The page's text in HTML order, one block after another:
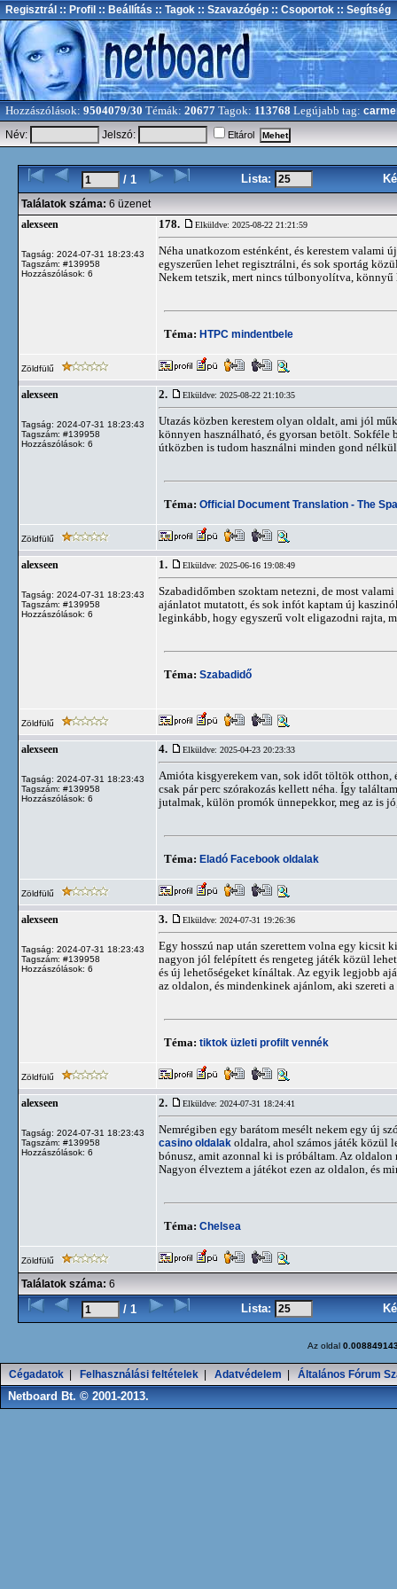
Regisztrál :: Profil :: Beállítás :: Tagok :: Szavazógép :: Csoportok :: Segítség
Hozzászólások: 9504079/30 Témák: 20677 Tagok: 113768 Legújabb tag:
Név:
Jelszó: Eltárol
/ 1 Lista:
Találatok száma: 6 üzenet
alexseen
Tagság: 2024-07-31 18:23:43
Tagszám: #139958
Hozzászólások: 6
178. Elküldve: 2025-08-22 21:21:59
Néha unatkozom esténként, és kerestem valami
egyszerűen lehet regisztrálni, és sok sportág
Nekem tetszik, mert nincs túlbonyolítva, könnyű
Téma: HTPC mindentbele
Zöldfülű
alexseen
Tagság: 2024-07-31 18:23:43
Tagszám: #139958
Hozzászólások: 6
2. Elküldve: 2025-08-22 21:10:35
Utazás közben kerestem olyan oldalt, ami jól
könnyen használható, és gyorsan betölt. Sokféle
útközben is tudom használni minden gond
Téma: Official Document Translation - The
Zöldfülű
alexseen
Tagság: 2024-07-31 18:23:43
Tagszám: #139958
Hozzászólások: 6
1. Elküldve: 2025-06-16 19:08:49
Szabadidőmben szoktam netezni, de most
ajánlatot mutatott, és sok infót kaptam új
leginkább, hogy egyszerű volt eligazodni rajta,
Téma: Szabadidő
Zöldfülű
alexseen
Tagság: 2024-07-31 18:23:43
Tagszám: #139958
Hozzászólások: 6
4. Elküldve: 2025-04-23 20:23:33
Amióta kisgyerekem van, sok időt töltök otthon,
csak pár perc szórakozás kellett néha. Így
jutalmak, külön promók ünnepekkor, meg az is
Téma: Eladó Facebook oldalak
Zöldfülű
alexseen
Tagság: 2024-07-31 18:23:43
Tagszám: #139958
Hozzászólások: 6
3. Elküldve: 2024-07-31 19:26:36
Egy hosszú nap után szerettem volna egy kicsit
nagyon jól felépített és rengeteg játék közül
és új lehetőségeket kínáltak. Az egyik legjobb
az oldalon, és mindenkinek ajánlom, aki szereti
Téma: tiktok üzleti profilt vennék
Zöldfülű
alexseen
Tagság: 2024-07-31 18:23:43
Tagszám: #139958
Hozzászólások: 6
2. Elküldve: 2024-07-31 18:24:41
Nemrégiben egy barátom mesélt nekem egy új
casino oldalak oldalra, ahol számos játék közül
bónusz, amit azonnal ki is próbáltam. Az
Nagyon élveztem a játékot ezen az oldalon, és
Téma: Chelsea
Zöldfülű
Találatok száma: 6
/ 1 Lista:
Az oldal
Cégadatok Felhasználási feltételek Adatvédelem Általános Fórum
Netboard Bt. © 2001-2013.